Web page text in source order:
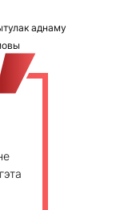
аднаму